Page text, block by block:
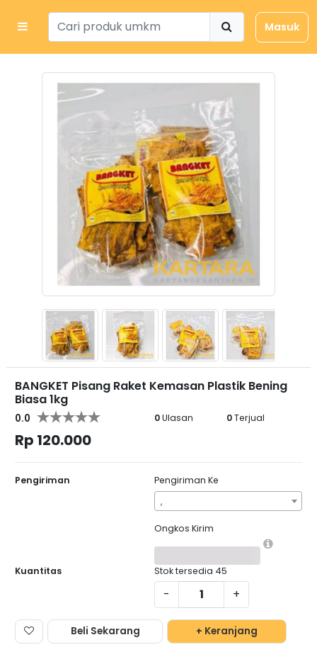
Masuk
BANGKET Pisang Raket Kemasan Plastik Bening
Biasa 1kg
0.0 0Ulasan 0Terjual
Rp 120.000
Pengiriman
Pengiriman Ke
,
Ongkos Kirim
Kuantitas Stok tersedia 45
- +
Beli Sekarang + Keranjang